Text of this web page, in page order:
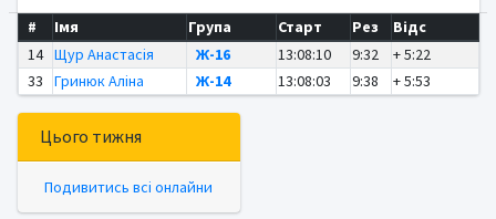
# Імя Група Старт Рез
Відс
14 Щур Анастасія Ж-16 13:08:10 9:32
+ 5:22
33
Гринюк Аліна Ж-14 13:08:03 9:38 + 5:53
Цього тижня
Подивитись всі онлайни